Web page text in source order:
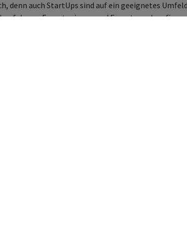
denn auch StartUps sind auf ein geeignetes
erfahrene Experteninnen und Experten, ohne